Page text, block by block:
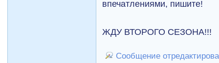
впечатлениями, пишите!
ЖДУ ВТОРОГО СЕЗОНА!!!
Сообщение